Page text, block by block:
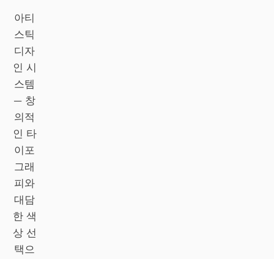
Qwen Code
Grok Build
Kimi CLI
DeepSeek TUI
Trae CLI
Aider
Antigravity
DeepSeek Reasonix
Hermes
아티
스틱
디자
인 시
스템
— 창
의적
인 타
이포
그래
피와
대담
한 색
상 선
택으